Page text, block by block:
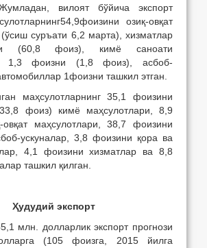
вилоят бўйича экспорт
озиқ-овқат
суръати 6,2 марта), хизматлар
(60,8 фоиз), кимё саноати
1,3 фоизни (1,8 фоиз), асбоб-
1фоизни ташкил этган.
маҳсулотларнинг 35,1 фоизини
фоиз) кимё маҳсулотлари, 8,9
овқат маҳсулотлари, 38,7 фоизини
ускуналар, 3,8 фоизини қора ва
4,1 фоизини хизматлар ва 8,8
ташкил қилган.
Ҳудудий экспорт
млн. долларлик экспорт прогнози
(105 фоизга, 2015 йилга